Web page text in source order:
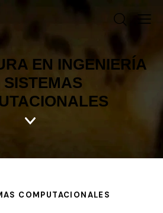
EN INGENIERÍA
SISTEMAS
COMPUTACIONALES